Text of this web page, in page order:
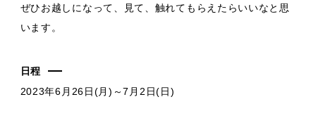
ぜひお越しになって、見て、触れてもらえたらいいなと思
います。
日程
2023年6月26日(月)～7月2日(日)